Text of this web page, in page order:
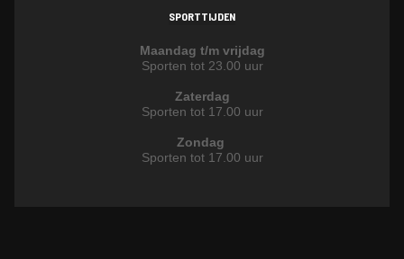
SPORTTIJDEN
Maandag t/m vrijdag
Sporten tot 23.00 uur
Zaterdag
Sporten tot 17.00 uur
Zondag
Sporten tot 17.00 uur